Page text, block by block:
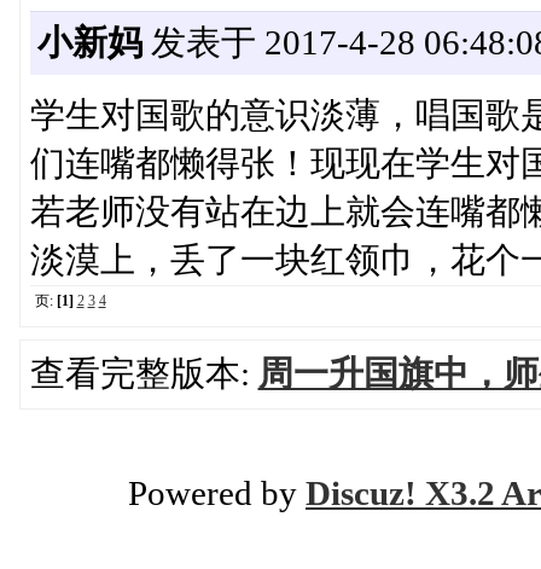
小新妈发表于 2017-4-28
学生对国歌的意识淡薄，唱国歌
们连嘴都懒得张！现现在学生对
若老师没有站在边上就会连嘴都
淡漠上，丢了一块红领巾，花个
页: [1] 2 3 4
查看完整版本: 周一升国旗中，
Powered by Discuz! X3.2